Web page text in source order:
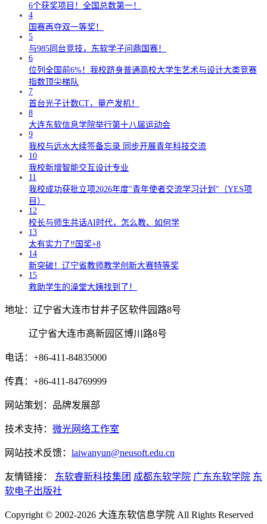
6个获奖项目！全国总数第一！
4
国赛再夺双一等奖！
5
与985同台竞技，东软学子问鼎国赛！
6
位列全国前6%！我校跻身普通高校大学生艺术与设计大类竞赛
指数顶尖梯队
7
首台光子计数CT，量产发机！
8
大连东软信息学院举行第十八届运动会
9
我校与远水大续签备忘录 同步开展青年科技交流
10
我校新增智能交互设计专业
11
我校成功获批立项2026年度"青年使者交流学习计划"（YES项
目）
12
校长与师生共话AI时代，怎么教、如何学
13
太有实力了‼️国奖+8
14
新突破！辽宁省教师教学创新大赛特等奖
15
救助学生的澡堂大姨找到了！
地址：辽宁省大连市甘井子区软件园路8号
辽宁省大连市高新园区博川路8号
电话：+86-411-84835000
传真：+86-411-84769999
网站策划：品牌发展部
技术支持： 微光网络工作室
网站技术反馈： laiwanyun@neusoft.edu.cn
友情链接： 东软睿新科技集团 成都东软学院 广东东软学院 东
软电子出版社
Copyright © 2002-2026 大连东软信息学院 All Rights Reserved